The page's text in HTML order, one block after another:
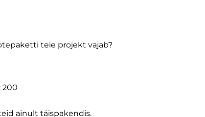
teie projekt vajab?
ainult täispakendis.